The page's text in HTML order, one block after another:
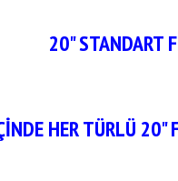
20" STANDART
HER TÜRLÜ 20"